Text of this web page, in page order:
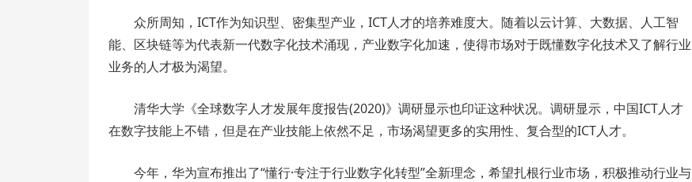
众所周知，ICT作为知识型、密集型产业，ICT人才的培养难度大。随着以云计算、大数据、人工智
能、区块链等为代表新一代数字化技术涌现，产业数字化加速，使得市场对于既懂数字化技术又了解行业
业务的人才极为渴望。
清华大学《全球数字人才发展年度报告(2020)》调研显示也印证这种状况。调研显示，中国ICT人才
在数字技能上不错，但是在产业技能上依然不足，市场渴望更多的实用性、复合型的ICT人才。
今年，华为宣布推出了“懂行·专注于行业数字化转型”全新理念，希望扎根行业市场，积极推动行业与